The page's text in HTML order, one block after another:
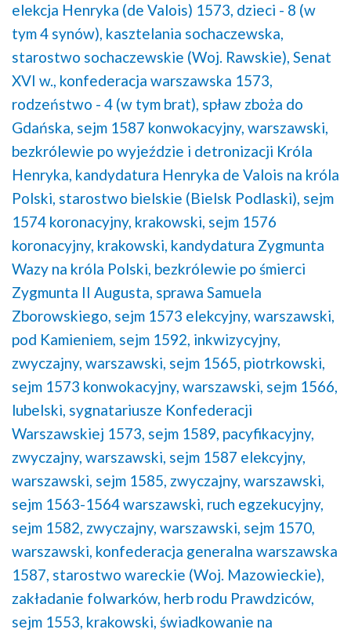
elekcja Henryka (de Valois) 1573, dzieci - 8 (w
tym 4 synów), kasztelania sochaczewska,
starostwo sochaczewskie (Woj. Rawskie), Senat
XVI w., konfederacja warszawska 1573,
rodzeństwo - 4 (w tym brat), spław zboża do
Gdańska, sejm 1587 konwokacyjny, warszawski,
bezkrólewie po wyjeździe i detronizacji Króla
Henryka, kandydatura Henryka de Valois na króla
Polski, starostwo bielskie (Bielsk Podlaski), sejm
1574 koronacyjny, krakowski, sejm 1576
koronacyjny, krakowski, kandydatura Zygmunta
Wazy na króla Polski, bezkrólewie po śmierci
Zygmunta II Augusta, sprawa Samuela
Zborowskiego, sejm 1573 elekcyjny, warszawski,
pod Kamieniem, sejm 1592, inkwizycyjny,
zwyczajny, warszawski, sejm 1565, piotrkowski,
sejm 1573 konwokacyjny, warszawski, sejm 1566,
lubelski, sygnatariusze Konfederacji
Warszawskiej 1573, sejm 1589, pacyfikacyjny,
zwyczajny, warszawski, sejm 1587 elekcyjny,
warszawski, sejm 1585, zwyczajny, warszawski,
sejm 1563-1564 warszawski, ruch egzekucyjny,
sejm 1582, zwyczajny, warszawski, sejm 1570,
warszawski, konfederacja generalna warszawska
1587, starostwo wareckie (Woj. Mazowieckie),
zakładanie folwarków, herb rodu Prawdziców,
sejm 1553, krakowski, świadkowanie na